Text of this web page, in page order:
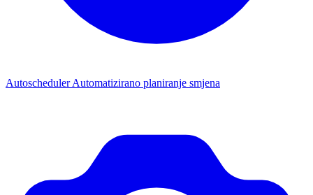
AutoschedulerAutomatizirano planiranje smjena